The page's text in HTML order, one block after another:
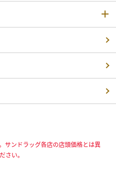
サンドラッグ各店の店頭価格とは異
さい。